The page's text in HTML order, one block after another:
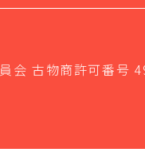
会 古物商許可番号